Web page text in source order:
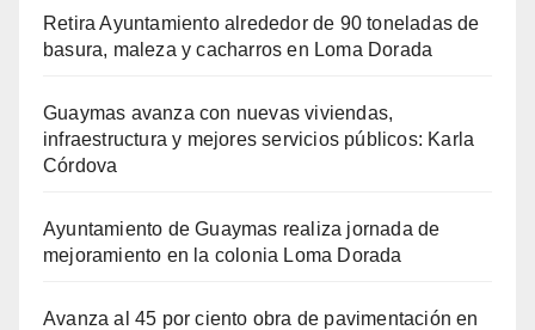
Retira Ayuntamiento alrededor de 90 toneladas de
basura, maleza y cacharros en Loma Dorada
Guaymas avanza con nuevas viviendas,
infraestructura y mejores servicios públicos: Karla
Córdova
Ayuntamiento de Guaymas realiza jornada de
mejoramiento en la colonia Loma Dorada
Avanza al 45 por ciento obra de pavimentación en